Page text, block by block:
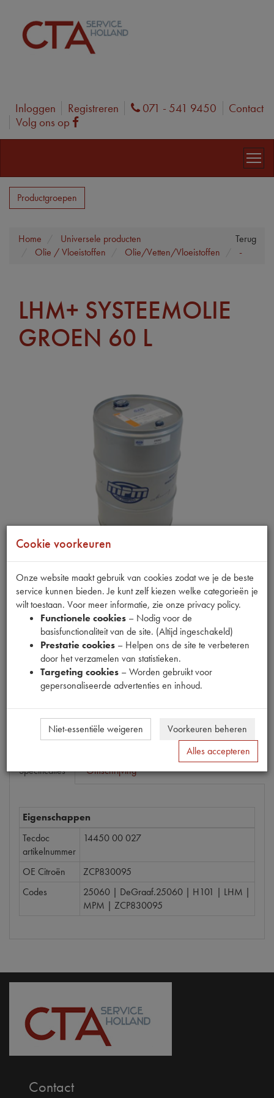
Inloggen Registreren Phone
071 - 541 9450
Contact
Volg ons op
Facebook
Productgroepen
Terug
Home
Universele producten
Olie / Vloeistoffen
Olie/Vetten/Vloeistoffen -
LHM+ SYSTEEMOLIE
GROEN 60 L
Productnummer
1200430
Prijs
459,44 (€379,70 excl. btw)
Dit product kan op dit moment niet besteld worden
Specificaties Omschrijving
Eigenschappen
Tecdoc
artikelnummer
14450 00 027
OE Citroën
ZCP830095
Codes
25060 | DeGraaf.25060 | H101 | LHM |
MPM | ZCP830095
Contact
Cookie voorkeuren
Onze website maakt gebruik van cookies zodat we je de beste
service kunnen bieden. Je kunt zelf kiezen welke categorieën je
wilt toestaan. Voor meer informatie, zie onze privacy policy.
Functionele cookies – Nodig voor de
basisfunctionaliteit van de site. (Altijd ingeschakeld)
Prestatie cookies – Helpen ons de site te verbeteren
door het verzamelen van statistieken.
Targeting cookies – Worden gebruikt voor
gepersonaliseerde advertenties en inhoud.
Niet-essentiële weigeren
Voorkeuren beheren
Alles accepteren